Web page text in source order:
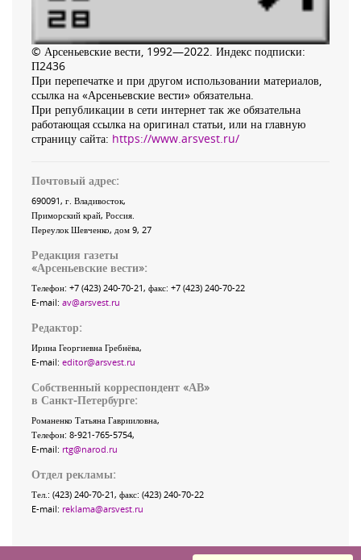
© Арсеньевские вести, 1992—2022. Индекс подписки:
П2436
При перепечатке и при другом использовании материалов,
ссылка на «Арсеньевские вести» обязательна.
При републикации в сети интернет так же обязательна
работающая ссылка на оригинал статьи, или на главную
страницу сайта: https://www.arsvest.ru/
Почтовый адрес:
690091, г. Владивосток,
Приморский край, Россия.
Переулок Шевченко, дом 9, 27
Редакция газеты
«Арсеньевские вести»:
Телефон: +7 (423) 240-70-21, факс: +7 (423) 240-70-22
E-mail: av@arsvest.ru
Редактор:
Ирина Георгиевна Гребнёва,
E-mail: editor@arsvest.ru
Собственный корреспондент «АВ»
в Санкт-Петербурге:
Романенко Татьяна Гаврииловна,
Телефон: 8-921-765-5754,
E-mail: rtg@narod.ru
Отдел рекламы:
Тел.: (423) 240-70-21, факс: (423) 240-70-22
E-mail: reklama@arsvest.ru